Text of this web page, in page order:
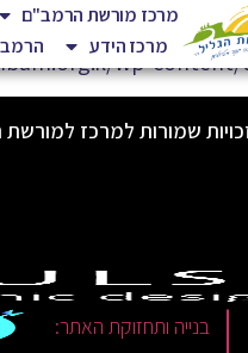
מרכז מורשת הרמב"ם
מרכז הידע
שמורות למרכז
| בנייה ותחזוקת האתר: